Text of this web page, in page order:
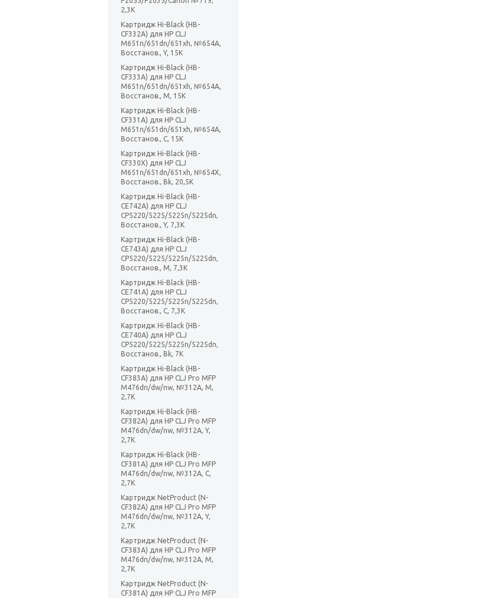
2,3K
Картридж Hi-Black (HB-
CF332A) для HP CLJ
M651n/651dn/651xh, №654A,
Восстанов., Y, 15K
Картридж Hi-Black (HB-
CF333A) для HP CLJ
M651n/651dn/651xh, №654A,
Восстанов., M, 15K
Картридж Hi-Black (HB-
CF331A) для HP CLJ
M651n/651dn/651xh, №654A,
Восстанов., C, 15K
Картридж Hi-Black (HB-
CF330X) для HP CLJ
M651n/651dn/651xh, №654X,
Восстанов., Bk, 20,5K
Картридж Hi-Black (HB-
CE742A) для HP CLJ
CP5220/5225/5225n/5225dn,
Восстанов., Y, 7,3K
Картридж Hi-Black (HB-
CE743A) для HP CLJ
CP5220/5225/5225n/5225dn,
Восстанов., M, 7,3K
Картридж Hi-Black (HB-
CE741A) для HP CLJ
CP5220/5225/5225n/5225dn,
Восстанов., C, 7,3K
Картридж Hi-Black (HB-
CE740A) для HP CLJ
CP5220/5225/5225n/5225dn,
Восстанов., Bk, 7K
Картридж Hi-Black (HB-
CF383A) для HP CLJ Pro MFP
M476dn/dw/nw, №312A, M,
2,7K
Картридж Hi-Black (HB-
CF382A) для HP CLJ Pro MFP
M476dn/dw/nw, №312A, Y,
2,7K
Картридж Hi-Black (HB-
CF381A) для HP CLJ Pro MFP
M476dn/dw/nw, №312A, C,
2,7K
Картридж NetProduct (N-
CF382A) для HP CLJ Pro MFP
M476dn/dw/nw, №312A, Y,
2,7K
Картридж NetProduct (N-
CF383A) для HP CLJ Pro MFP
M476dn/dw/nw, №312A, M,
2,7K
Картридж NetProduct (N-
CF381A) для HP CLJ Pro MFP